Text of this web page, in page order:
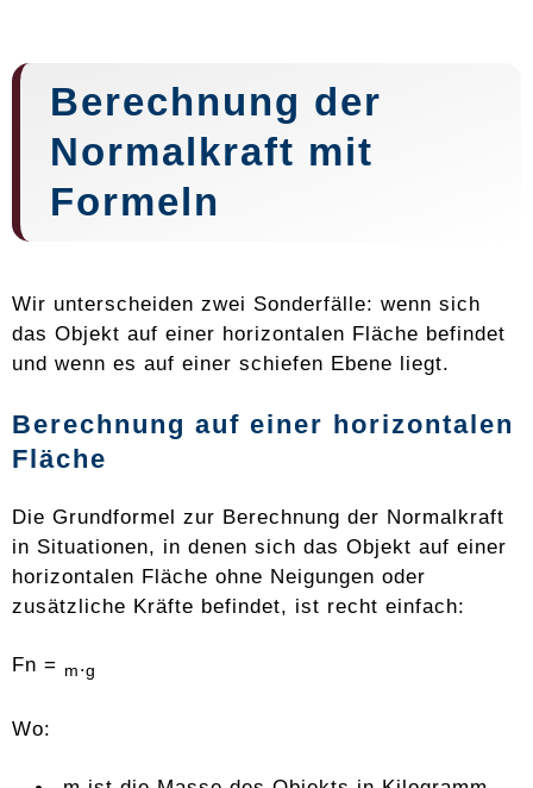
Berechnung der
Normalkraft mit
Formeln
Wir unterscheiden zwei Sonderfälle: wenn sich
das Objekt auf einer horizontalen Fläche befindet
und wenn es auf einer schiefen Ebene liegt.
Berechnung auf einer horizontalen
Fläche
Die Grundformel zur Berechnung der Normalkraft
in Situationen, in denen sich das Objekt auf einer
horizontalen Fläche ohne Neigungen oder
zusätzliche Kräfte befindet, ist recht einfach:
Fn = m⋅g
Wo: